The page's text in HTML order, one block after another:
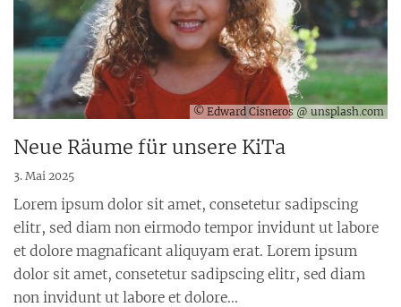
© Edward Cisneros @ unsplash.com
Neue Räume für unsere KiTa
3. Mai 2025
Lorem ipsum dolor sit amet, consetetur sadipscing
elitr, sed diam non eirmodo tempor invidunt ut labore
et dolore magnaficant aliquyam erat. Lorem ipsum
dolor sit amet, consetetur sadipscing elitr, sed diam
non invidunt ut labore et dolore...